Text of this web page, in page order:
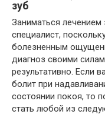
зуб
Заниматься
специалист,
болезненным
диагноз своими
результативно. Если
болит при
состоянии покоя, то
стать любой из